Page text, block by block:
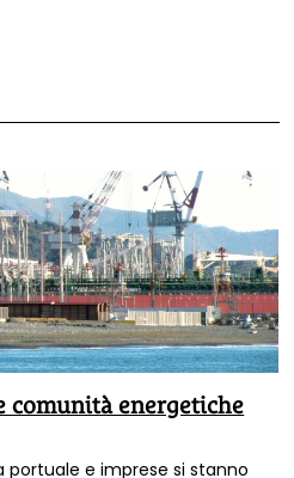
energetiche
portuale e imprese si stanno